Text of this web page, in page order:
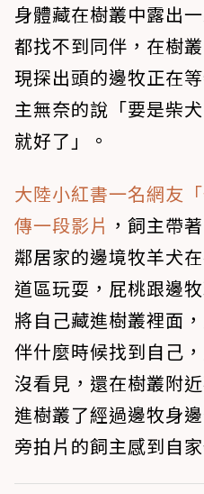
身體藏在樹叢中露出
都找不到同伴，在樹
現探出頭的邊牧正在
主無奈的說「要是柴
就好了」。
大陸小紅書一名網友
傳一段影片 ，飼主帶
鄰居家的邊境牧羊犬
道區玩耍，屁桃跟邊
將自己藏進樹叢裡面
伴什麼時候找到自己
沒看見，還在樹叢附
進樹叢了經過邊牧身
旁拍片的飼主感到自